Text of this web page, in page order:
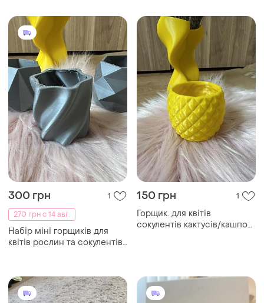
300 грн
1
270 грн с 14 авг.
Набір міні горщиків для
квітів рослин та сокулентів/
150 грн 1
Горщик. для квітів
сокулентів кактусів/кашпо